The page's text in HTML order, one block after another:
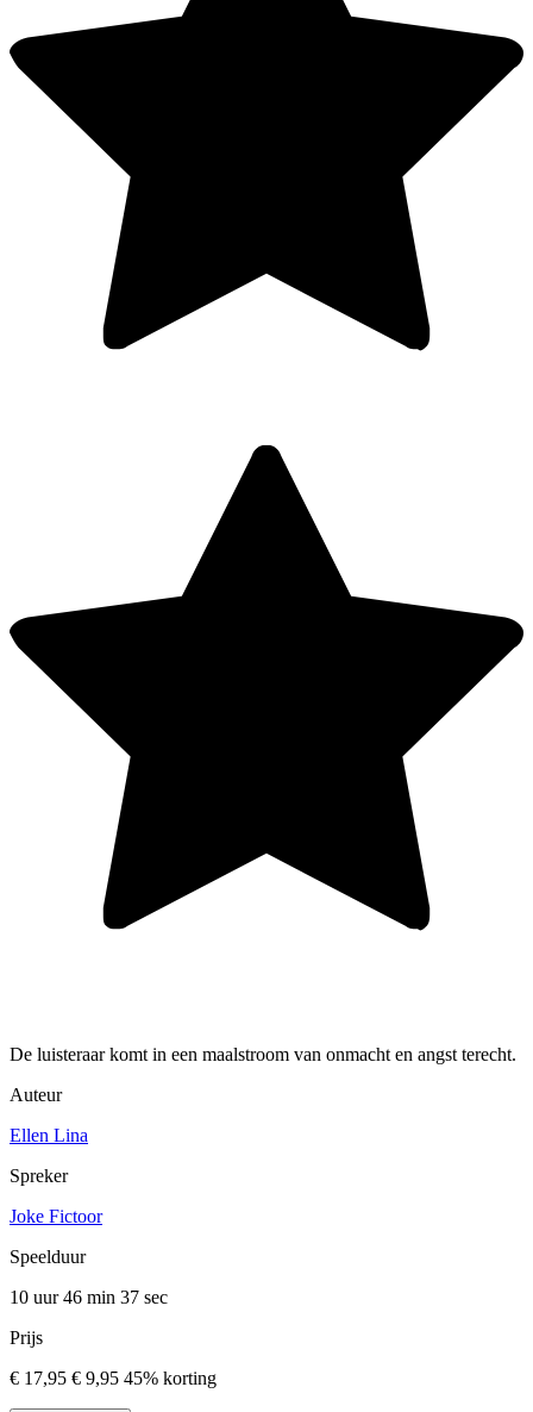
De luisteraar komt in een maalstroom van onmacht en angst terecht.
Auteur
Ellen Lina
Spreker
Joke Fictoor
Speelduur
10 uur 46 min 37 sec
Prijs
€ 17,95 € 9,95 45% korting